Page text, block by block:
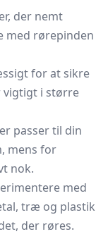
der nemt
med rørepinden
for at sikre
vigtigt i større
passer til din
mens for
nok.
med
træ og plastik
der røres.